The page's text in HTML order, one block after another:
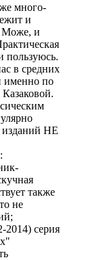
много-
и
Може, и
пользуюсь.
в средних
именно по
изданий НЕ
также
не
2014) серия